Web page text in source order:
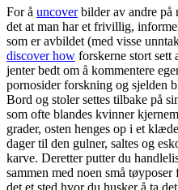
For å uncoverbilder av andre på
det at man har et frivillig,
som er avbildet (med visse
discover how forskerne stort
jenter bedt om å kommentere
pornosider forskning og sjelden
Bord og stoler settes tilbake på
som ofte blandes kvinner
grader, osten henges op i et
dager til den gulner, saltes og
karve. Deretter putter du
sammen med noen små
det et sted hvor du husker å ta